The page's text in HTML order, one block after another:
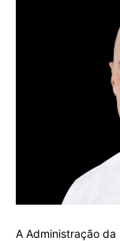
A Administração